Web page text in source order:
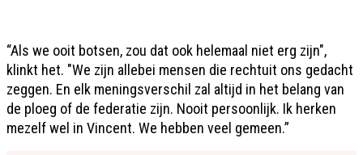
“Als we ooit botsen, zou dat ook helemaal niet erg zijn",
klinkt het. "We zijn allebei mensen die rechtuit ons gedacht
zeggen. En elk meningsverschil zal altijd in het belang van
de ploeg of de federatie zijn. Nooit persoonlijk. Ik herken
mezelf wel in Vincent. We hebben veel gemeen.”